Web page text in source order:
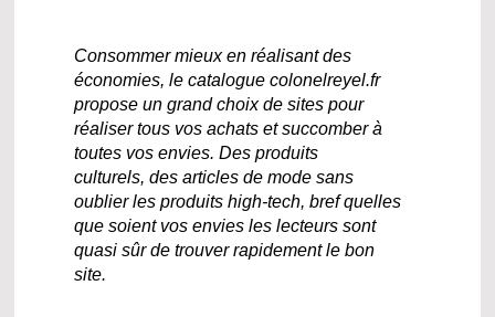
Consommer mieux en réalisant des
économies, le catalogue colonelreyel.fr
propose un grand choix de sites pour
réaliser tous vos achats et succomber à
toutes vos envies. Des produits
culturels, des articles de mode sans
oublier les produits high-tech, bref quelles
que soient vos envies les lecteurs sont
quasi sûr de trouver rapidement le bon
site.